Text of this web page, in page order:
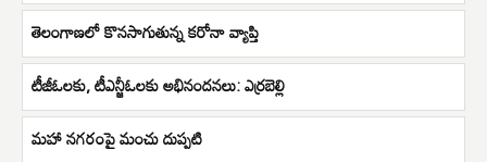
తెలంగాణలో కొనసాగుతున్న కరోనా వ్యాప్తి
టీజీఓలకు, టీఎన్జీఓలకు అభినందనలు: ఎర్రబెల్లి
మహా నగరంపై మంచు దుప్పటి